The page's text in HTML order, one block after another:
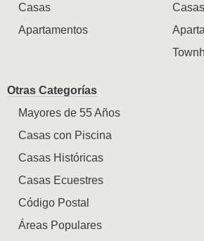
Casas
Apartamentos
Casas
Otras Categorías
Mayores de 55 Años
Casas con Piscina
Casas Históricas
Casas Ecuestres
Código Postal
Áreas Populares